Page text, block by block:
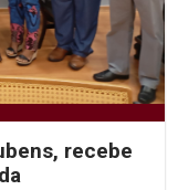
recebe